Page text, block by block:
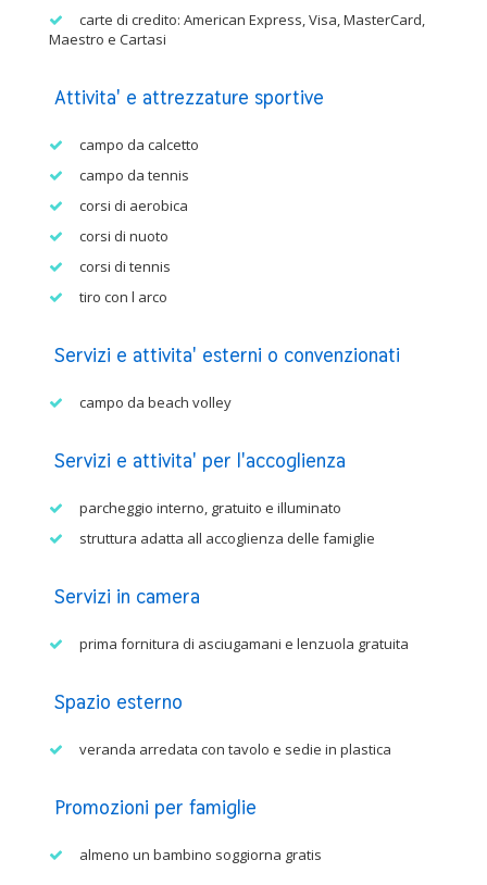
carte di credito: American Express, Visa, MasterCard,
Maestro e Cartasi
Attivita' e attrezzature sportive
campo da calcetto
campo da tennis
corsi di aerobica
corsi di nuoto
corsi di tennis
tiro con l arco
Servizi e attivita' esterni o convenzionati
campo da beach volley
Servizi e attivita' per l'accoglienza
parcheggio interno, gratuito e illuminato
struttura adatta all accoglienza delle famiglie
Servizi in camera
prima fornitura di asciugamani e lenzuola gratuita
Spazio esterno
veranda arredata con tavolo e sedie in plastica
Promozioni per famiglie
almeno un bambino soggiorna gratis